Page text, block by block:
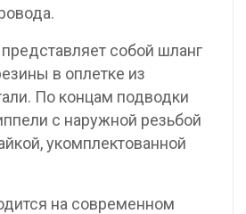
собой шланг
в оплетке из
По концам подводки
с наружной резьбой
укомплектованной
на современном